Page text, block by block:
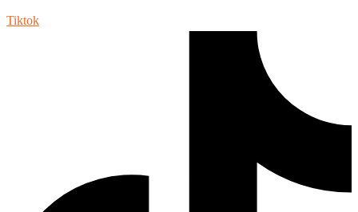
Tiktok